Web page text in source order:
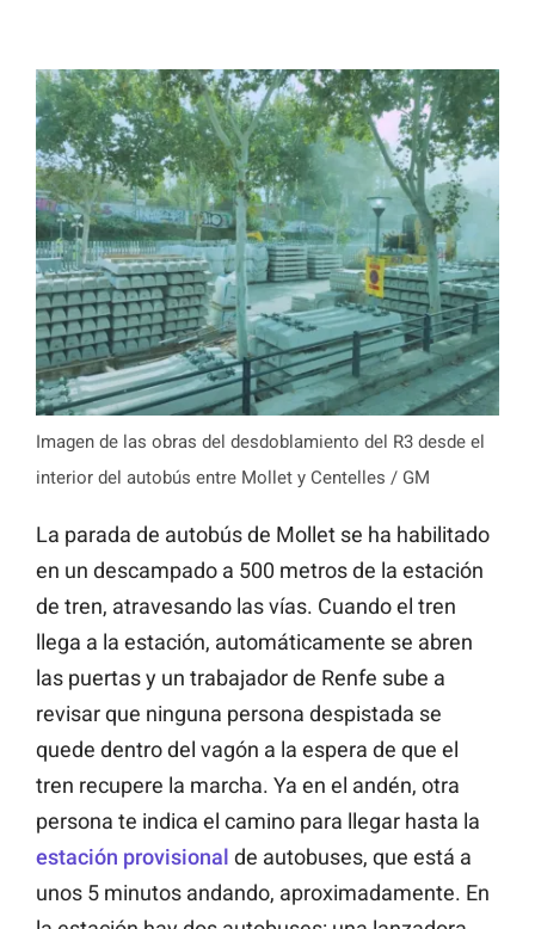
Imagen de las obras del desdoblamiento del R3 desde el
interior del autobús entre Mollet y Centelles / GM
La parada de autobús de Mollet se ha habilitado
en un descampado a 500 metros de la estación
de tren, atravesando las vías. Cuando el tren
llega a la estación, automáticamente se abren
las puertas y un trabajador de Renfe sube a
revisar que ninguna persona despistada se
quede dentro del vagón a la espera de que el
tren recupere la marcha. Ya en el andén, otra
persona te indica el camino para llegar hasta la
estación provisional de autobuses, que está a
unos 5 minutos andando, aproximadamente. En